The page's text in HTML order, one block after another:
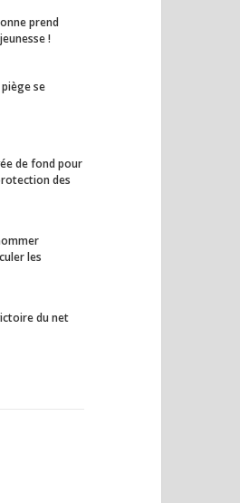
prend
!
se
de fond pour
des
les
du net